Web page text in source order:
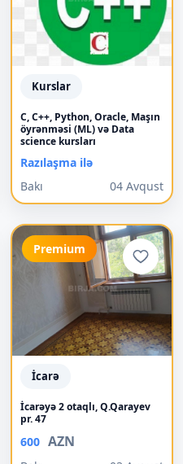
Kurslar
C, C++, Python, Oracle, Maşın
öyrənməsi (ML) və Data
science kursları
Razılaşma ilə
Bakı
04 Avqust
Premium
İcarə
İcarəyə 2 otaqlı, Q.Qarayev
pr. 47
600 AZN